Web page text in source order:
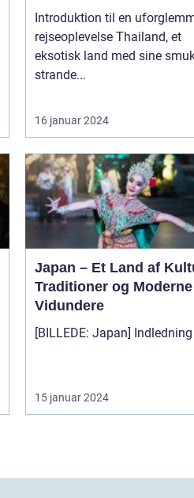
Introduktion til en
rejseoplevelse Thailand, et
eksotisk land med sine
strande...
16 januar 2024
Japan – Et Land af
Traditioner og Moderne
Vidundere
15 januar 2024